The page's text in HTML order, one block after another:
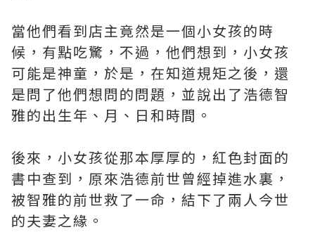
當他們看到店主竟然是一個小女孩的時
候，有點吃驚，不過，他們想到，小女孩
可能是神童，於是，在知道規矩之後，還
是問了他們想問的問題，並說出了浩德智
雅的出生年、月、日和時間。
後來，小女孩從那本厚厚的，紅色封面的
書中查到，原來浩德前世曾經掉進水裏，
被智雅的前世救了一命，結下了兩人今世
的夫妻之緣。